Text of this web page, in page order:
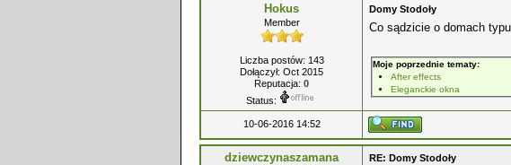
Hokus
Member
Liczba postów: 143
Dołączył: Oct 2015
Reputacja: 0
Status:
Domy Stodoły
Co sądzicie o domach
Moje poprzednie tematy:
After effects
Eleganckie okna
10-06-2016 14:52
dziewczynaszamana RE: Domy Stodoły